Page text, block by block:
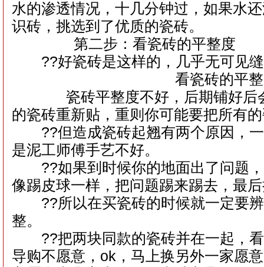
水的渗透情况，十几分钟过，如果水
识砖，挑选到了优质的瓷砖。
第二步：看瓷砖的平整度
??好瓷砖是这样的，几乎无可见
看瓷砖的平整
瓷砖平整度不好，后期铺好后会
的瓷砖重新贴，重则你可能要把所有
??但造成瓷砖起翘有两个原因，一
是泥工师傅手艺不好。
??如果到时候你的地面出了问题，
像踢皮球一样，把问题踢来踢去，最
??所以在买瓷砖的时候就一定要辨
整。
??把两块同款的瓷砖并在一起，看
导购不愿意，ok，马上换另外一家愿